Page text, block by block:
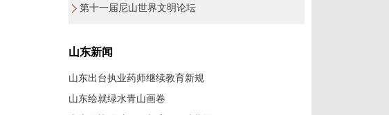
第十一届尼山世界文明论坛
山东新闻
山东出台执业药师继续教育新规
山东绘就绿水青山画卷